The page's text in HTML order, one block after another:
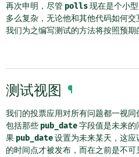
再次申明，尽管 polls现在是个小
多么复杂，无论他和其他代码如何
我们为之编写测试的方法将按照预期
测试视图 ¶
我们的投票应用对所有问题都一视
包括那些 pub_date字段值是未来的
果 pub_date设置为未来某天，这
的时间点才被发布，而在之前是不可